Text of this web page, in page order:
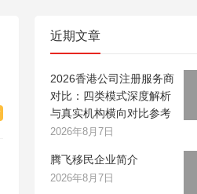
近期文章
2026香港公司注册服务商
对比：四类模式深度解析
与真实机构横向对比参考
2026年8月7日
腾飞移民企业简介
2026年8月7日